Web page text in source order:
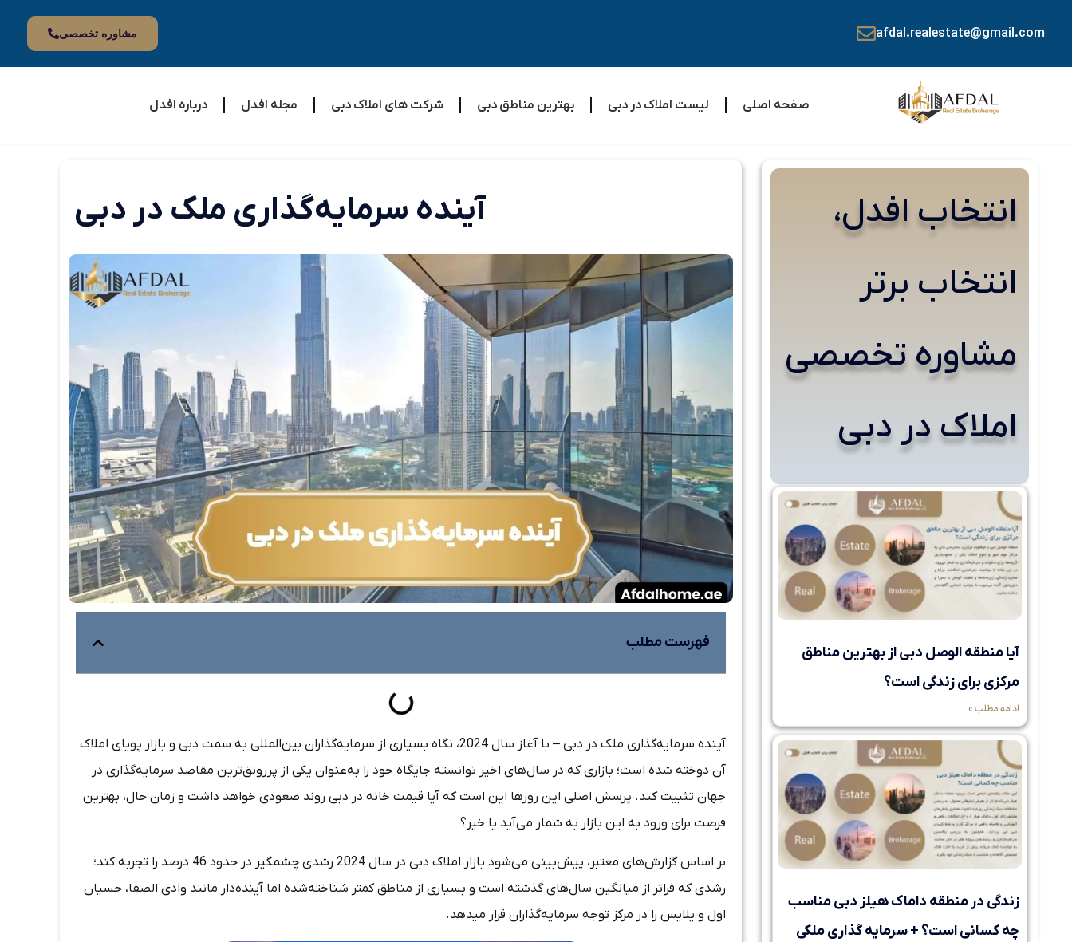
afdal.realestate@gmail.com مشاوره تخصصی
صفحه اصلی لیست املاک در دبی بهترین مناطق دبی شرکت های املاک دبی مجله افدل درباره افدل
آینده سرمایه‌گذاری ملک در دبی
فهرست مطلب
آینده سرمایه‌گذاری ملک در دبی – با آغاز سال 2024، نگاه بسیاری از سرمایه‌گذاران بین‌المللی به سمت دبی و بازار پویای املاک
آن دوخته شده است؛ بازاری که در سال‌های اخیر توانسته جایگاه خود را به‌عنوان یکی از پررونق‌ترین مقاصد سرمایه‌گذاری در
جهان تثبیت کند. پرسش اصلی این روزها این است که آیا قیمت خانه در دبی روند صعودی خواهد داشت و زمان حال، بهترین
فرصت برای ورود به این بازار به شمار می‌آید یا خیر؟
بر اساس گزارش‌های معتبر، پیش‌بینی می‌شود بازار املاک دبی در سال 2024 رشدی چشمگیر در حدود 46 درصد را تجربه کند؛
رشدی که فراتر از میانگین سال‌های گذشته است و بسیاری از مناطق کمتر شناخته‌شده اما آینده‌دار مانند وادی الصفا، حسیان
اول و یلایس را در مرکز توجه سرمایه‌گذاران قرار می­دهد.
انتخاب افدل،
انتخاب برتر
مشاوره تخصصی
املاک در دبی
آیا منطقه الوصل دبی از بهترین مناطق
مرکزی برای زندگی است؟
ادامه مطلب »
زندگی در منطقه داماک هیلز دبی مناسب
چه کسانی است؟ + سرمایه گذاری ملکی